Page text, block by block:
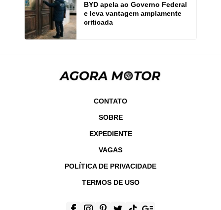
BYD apela ao Governo Federal
e leva vantagem amplamente
criticada
CONTATO
SOBRE
EXPEDIENTE
VAGAS
POLÍTICA DE PRIVACIDADE
TERMOS DE USO